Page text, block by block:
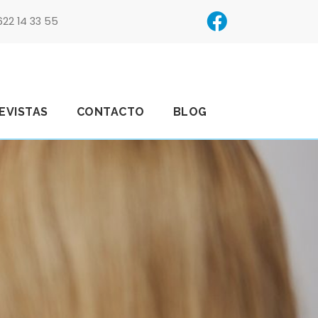
14 33 55
CONTACTO BLOG